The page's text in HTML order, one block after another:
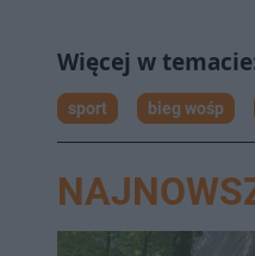
sport bieg wośp